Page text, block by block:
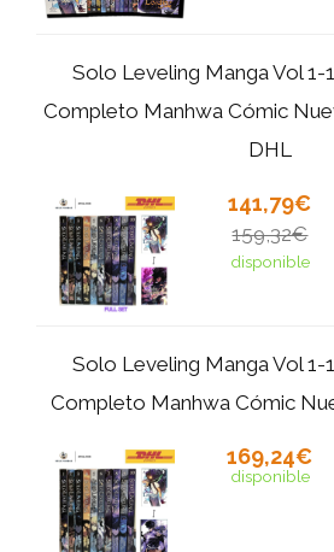
Solo Leveling Manga Vol 1-
Completo Manhwa Cómic
DHL
141,79€
159,32€
disponible
Solo Leveling Manga Vol 1-
Completo Manhwa Cómic
169,24€
disponible